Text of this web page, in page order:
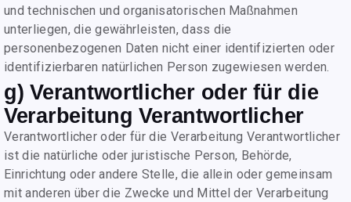
und technischen und organisatorischen Maßnahmen
unterliegen, die gewährleisten, dass die
personenbezogenen Daten nicht einer identifizierten oder
identifizierbaren natürlichen Person zugewiesen werden.
g) Verantwortlicher oder für die
Verarbeitung Verantwortlicher
Verantwortlicher oder für die Verarbeitung Verantwortlicher
ist die natürliche oder juristische Person, Behörde,
Einrichtung oder andere Stelle, die allein oder gemeinsam
mit anderen über die Zwecke und Mittel der Verarbeitung